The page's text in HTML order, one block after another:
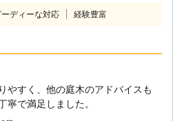
て、庭の景観を悪くしてしまってい
。草刈りをして綺麗にしてあげたい
にも伐採もおこなっておりますの
で、庭木の手入れが大変という方もぜ
……。 そのため、防犯対策のために
」 「いつも利用している植木屋さ
んが廃業してしまった」 お庭のある
ーディーな対応 経験豊富
やすく、他の庭木のアドバイスも
寧で満足しました。